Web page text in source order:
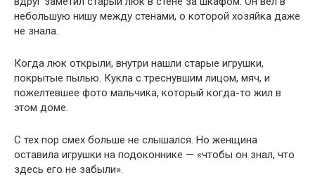
небольшую нишу между стенами, о которой хозяйка даже
не знала.
Когда люк открыли, внутри нашли старые игрушки,
покрытые пылью. Кукла с треснувшим лицом, мяч, и
пожелтевшее фото мальчика, который когда-то жил в
этом доме.
С тех пор смех больше не слышался. Но женщина
оставила игрушки на подоконнике — «чтобы он знал, что
здесь его не забыли».